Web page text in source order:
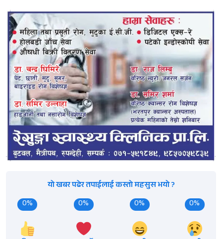
यो खबर पढेर तपाईलाई कस्तो महसुस भयो ?
0%
0% 0% 0%